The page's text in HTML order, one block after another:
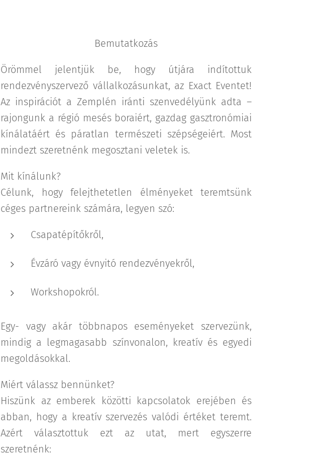
Bemutatkozás
Örömmel jelentjük be, hogy útjára indítottuk
rendezvényszervező vállalkozásunkat, az Exact Eventet!
Az inspirációt a Zemplén iránti szenvedélyünk adta –
rajongunk a régió mesés boraiért, gazdag gasztronómiai
kínálatáért és páratlan természeti szépségeiért. Most
mindezt szeretnénk megosztani veletek is.
Mit kínálunk?
Célunk, hogy felejthetetlen élményeket teremtsünk
céges partnereink számára, legyen szó:
Csapatépítőkről,
Évzáró vagy évnyitó rendezvényekről,
Workshopokról.
Egy- vagy akár többnapos eseményeket szervezünk,
mindig a legmagasabb színvonalon, kreatív és egyedi
megoldásokkal.
Miért válassz bennünket?
Hiszünk az emberek közötti kapcsolatok erejében és
abban, hogy a kreatív szervezés valódi értéket teremt.
Azért választottuk ezt az utat, mert egyszerre
szeretnénk: